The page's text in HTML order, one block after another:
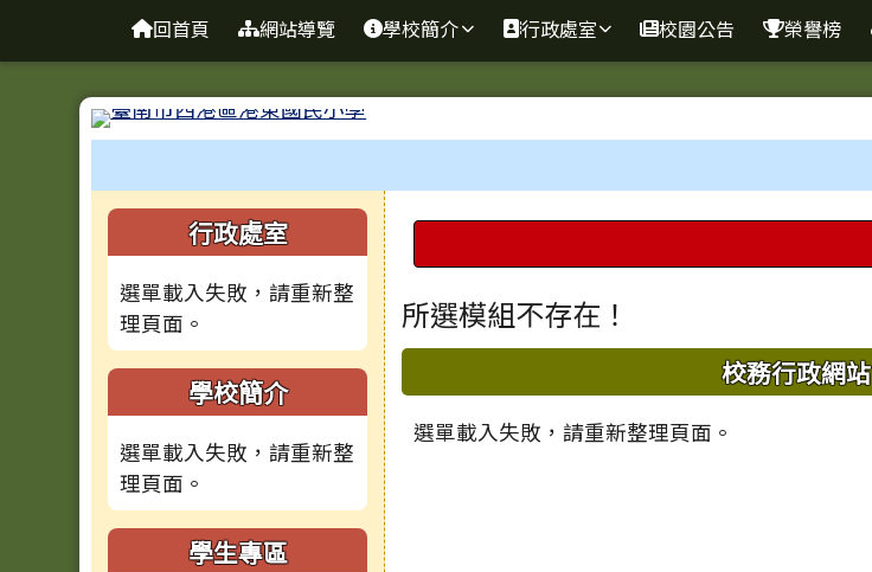
臺南市港東國小
回首頁 網站導覽 學校簡介 行政處室 校園公告 榮譽榜
左邊區域內容
行政處室
選單載入失敗，請重新整
理頁面。
學校簡介
選單載入失敗，請重新整
理頁面。
學生專區
上中區域內容
主內容區域
所選模組不存在！
下中區域內容 校務行政網站
選單載入失敗，請重新整理頁面。
頁尾區域